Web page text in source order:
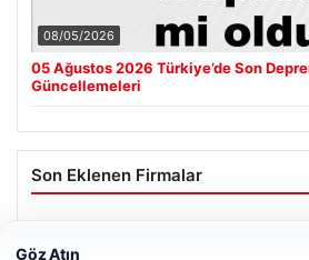
08/05/2026
05 Ağustos 2026 Türkiye’de Son
Güncellemeleri
Son Eklenen Firmalar
06/23/2026
Göz Atın